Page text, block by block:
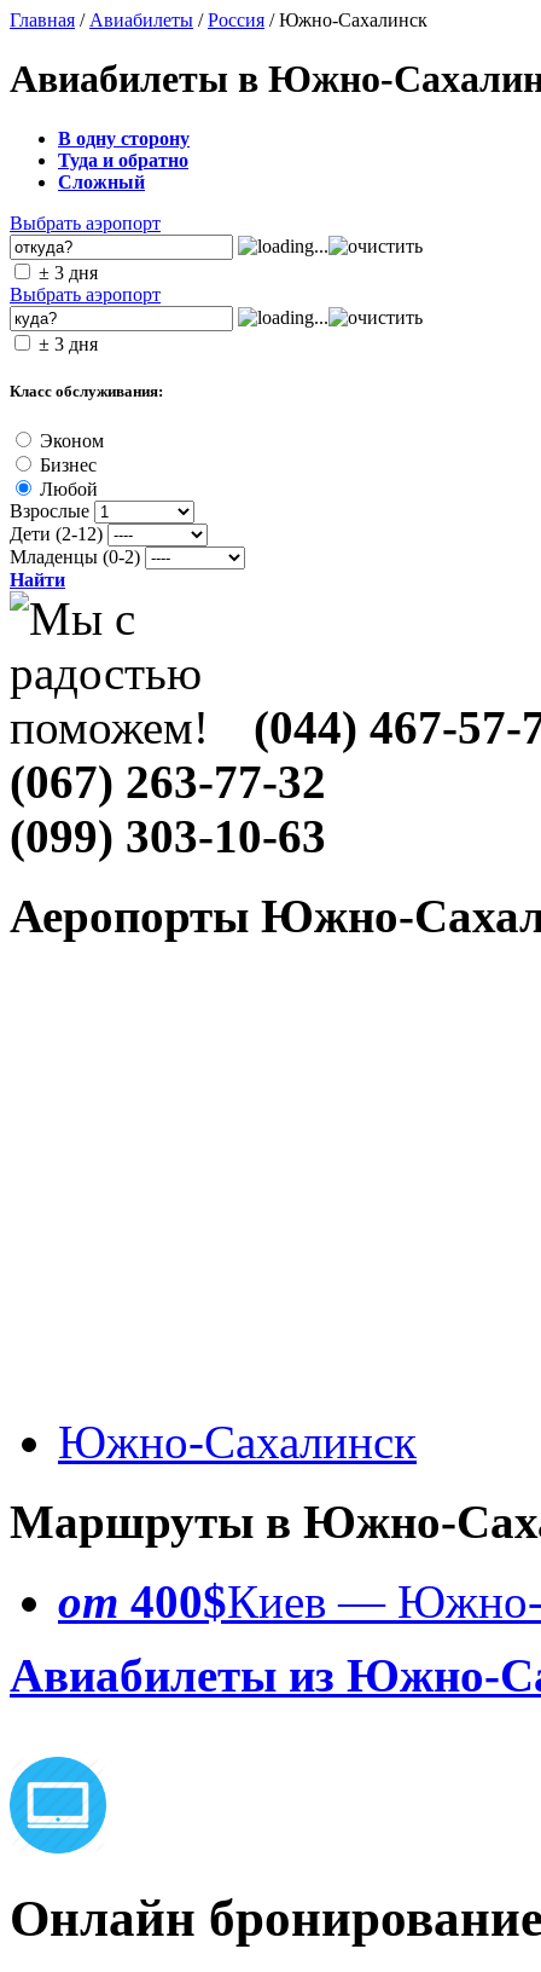
Главная / Авиабилеты /Россия / Южно-Сахалинск
Авиабилеты в Южно-
В одну сторону
Туда и обратно
Сложный
Выбрать аэропорт
± 3 дня
Выбрать аэропорт
± 3 дня
Класс обслуживания:
Эконом
Бизнес
Любой
Взрослые
Дети (2-12)
Младенцы (0-2)
Найти
(044) 467-57-
(067) 263-77-32
(099) 303-10-63
Аеропорты Южно-
Южно-Сахалинск
Маршруты в Южно-
от 400$Киев — Южно-
Авиабилеты из Южно-
Онлайн